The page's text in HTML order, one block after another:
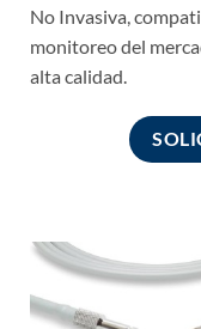
No Invasiva,
monitoreo del
alta calidad.